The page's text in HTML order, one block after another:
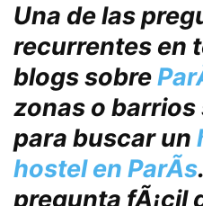
Una de las
recurrentes en
blogs sobre
zonas o
para buscar un
hostel en ParÃ­s
pregunta fÃ¡cil